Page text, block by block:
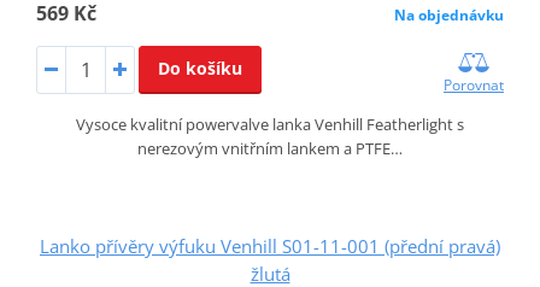
569 Kč Na objednávku
Do košíku
Porovnat
Vysoce kvalitní powervalve lanka Venhill Featherlight s
nerezovým vnitřním lankem a PTFE…
Lanko přívěry výfuku Venhill S01-11-001 (přední pravá)
žlutá